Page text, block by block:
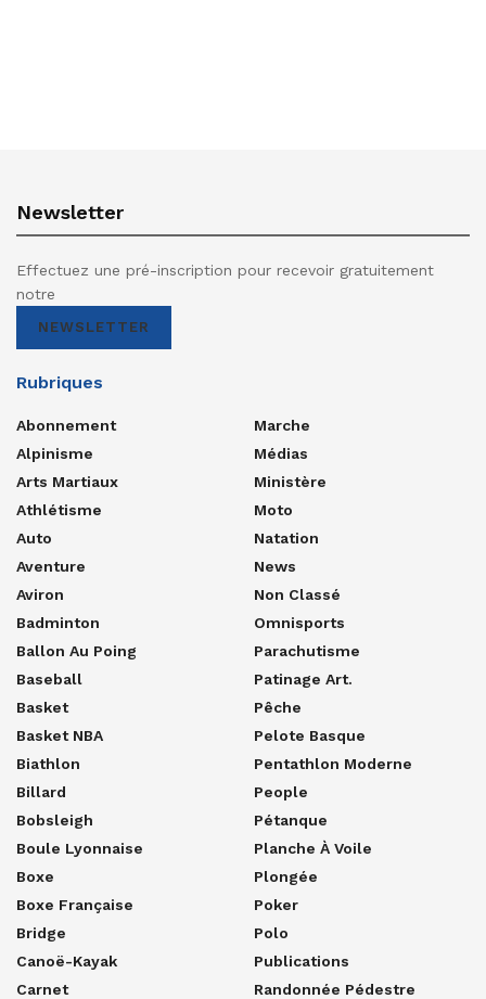
Newsletter
Effectuez une pré-inscription pour recevoir gratuitement
notre
NEWSLETTER
Rubriques
Abonnement
Alpinisme
Arts Martiaux
Athlétisme
Auto
Aventure
Aviron
Badminton
Ballon Au Poing
Baseball
Basket
Basket NBA
Biathlon
Billard
Bobsleigh
Boule Lyonnaise
Boxe
Boxe Française
Bridge
Canoë-Kayak
Carnet
Marche
Médias
Ministère
Moto
Natation
News
Non Classé
Omnisports
Parachutisme
Patinage Art.
Pêche
Pelote Basque
Pentathlon Moderne
People
Pétanque
Planche À Voile
Plongée
Poker
Polo
Publications
Randonnée Pédestre